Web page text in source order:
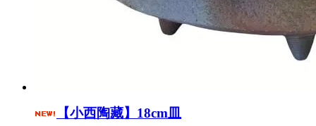
【小西陶藏】18cm皿